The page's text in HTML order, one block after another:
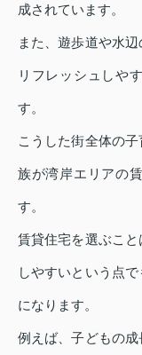
成されています。
また、遊歩道や水
リフレッシュしや
す。
こうした街全体の
族が湾岸エリアの
す。
賃貸住宅を選ぶこ
しやすいという点
になります。
例えば、子どもの